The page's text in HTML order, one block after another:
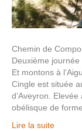
Chemin de
Deuxième
Et montons à
Cingle est située
d’Aveyron. Elevée
obélisque de
Lire la suite